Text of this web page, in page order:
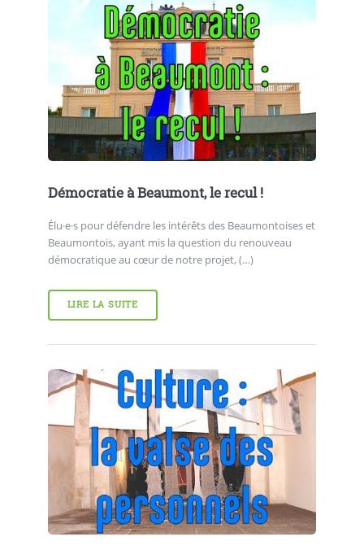
Démocratie à Beaumont, le recul !
Élu·e·s pour défendre les intérêts des Beaumontoises et
Beaumontois, ayant mis la question du renouveau
démocratique au cœur de notre projet, (…)
LIRE LA SUITE